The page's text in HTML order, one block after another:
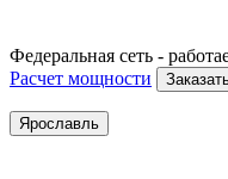
Федеральная сеть -
Расчет мощности
Ярославль